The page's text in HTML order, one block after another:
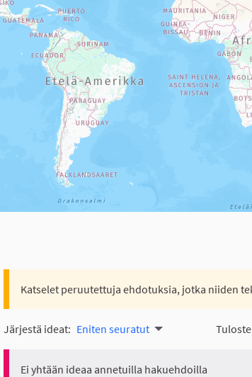
Katselet peruutettuja ehdotuksia, jotka niiden
Järjestä ideat: Eniten seuratut
Ei yhtään ideaa annetuilla hakuehdoilla